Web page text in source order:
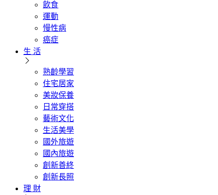
飲食
運動
慢性病
癌症
生 活
熟齡學習
住宅居家
美妝保養
日常穿搭
藝術文化
生活美學
國外旅遊
國內旅遊
創新善終
創新長照
理 財